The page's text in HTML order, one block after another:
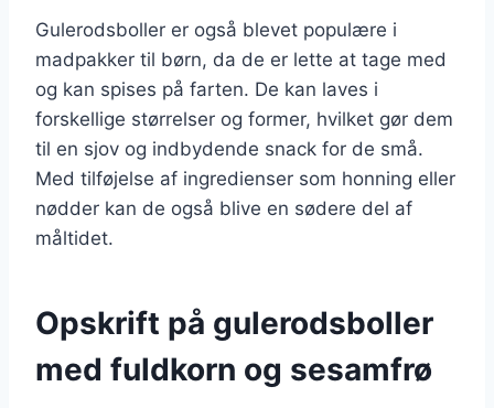
Gulerodsboller er også blevet populære i
madpakker til børn, da de er lette at tage med
og kan spises på farten. De kan laves i
forskellige størrelser og former, hvilket gør dem
til en sjov og indbydende snack for de små.
Med tilføjelse af ingredienser som honning eller
nødder kan de også blive en sødere del af
måltidet.
Opskrift på gulerodsboller
med fuldkorn og sesamfrø